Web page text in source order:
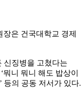
은 건국대학교 경제
신징병을 고쳤다는
니 뭐니 해도 밥상이
등의 공동 저서가 있다.